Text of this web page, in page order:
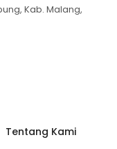
Kab. Malang,
Tentang Kami